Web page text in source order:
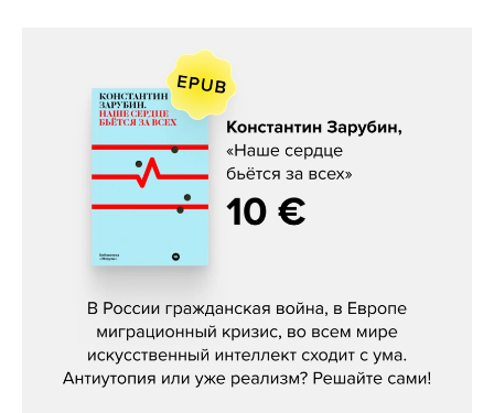
Константин Зарубин, «Наше сердце